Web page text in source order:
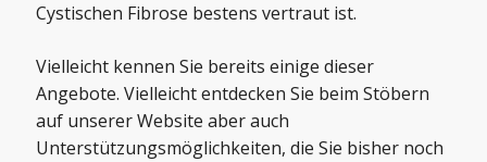
Cystischen Fibrose bestens vertraut ist.
Vielleicht kennen Sie bereits einige dieser
Angebote. Vielleicht entdecken Sie beim Stöbern
auf unserer Website aber auch
Unterstützungsmöglichkeiten, die Sie bisher noch